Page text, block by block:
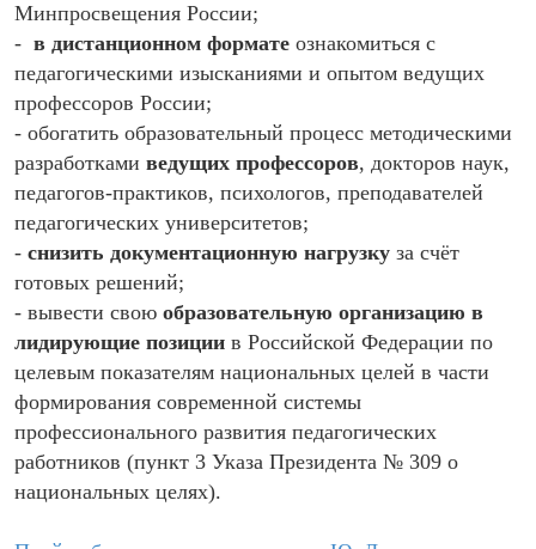
Минпросвещения России;
- в дистанционном формате ознакомиться с
педагогическими изысканиями и опытом ведущих
профессоров России;
- обогатить образовательный процесс методическими
разработками ведущих профессоров, докторов наук,
педагогов-практиков, психологов, преподавателей
педагогических университетов;
- снизить документационную нагрузку за счёт
готовых решений;
- вывести свою образовательную организацию в
лидирующие позиции в Российской Федерации по
целевым показателям национальных целей в части
формирования современной системы
профессионального развития педагогических
работников (пункт 3 Указа Президента № 309 о
национальных целях).